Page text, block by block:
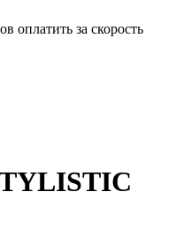
оплатить за скорость